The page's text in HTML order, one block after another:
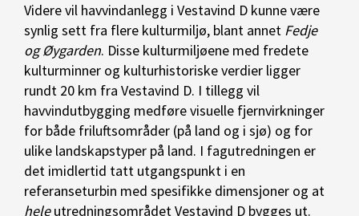
Videre vil havvindanlegg i Vestavind D kunne være
synlig sett fra flere kulturmiljø, blant annet Fedje
og Øygarden. Disse kulturmiljøene med fredete
kulturminner og kulturhistoriske verdier ligger
rundt 20 km fra Vestavind D. I tillegg vil
havvindutbygging medføre visuelle fjernvirkninger
for både friluftsområder (på land og i sjø) og for
ulike landskapstyper på land. I fagutredningen er
det imidlertid tatt utgangspunkt i en
referanseturbin med spesifikke dimensjoner og at
heleutredningsområdet Vestavind D bygges ut.